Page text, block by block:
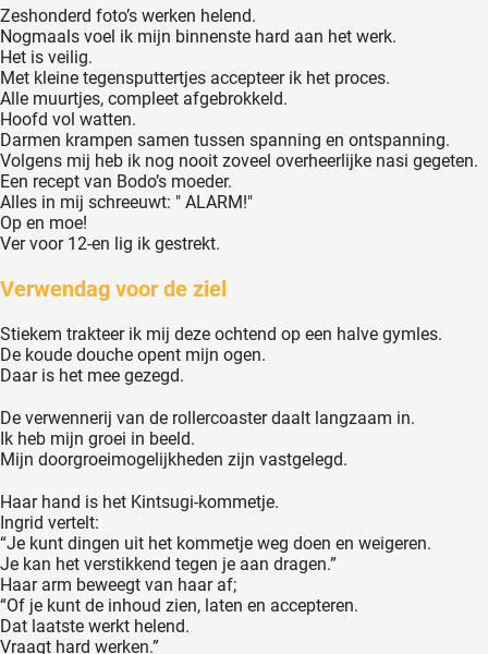
Zeshonderd foto’s werken helend.
Nogmaals voel ik mijn binnenste hard aan het werk.
Het is veilig.
Met kleine tegensputtertjes accepteer ik het proces.
Alle muurtjes, compleet afgebrokkeld.
Hoofd vol watten.
Darmen krampen samen tussen spanning en ontspanning.
Volgens mij heb ik nog nooit zoveel overheerlijke nasi gegeten.
Een recept van Bodo’s moeder.
Alles in mij schreeuwt: " ALARM!"
Op en moe!
Ver voor 12-en lig ik gestrekt.
Verwendag voor de ziel
Stiekem trakteer ik mij deze ochtend op een halve gymles.
De koude douche opent mijn ogen.
Daar is het mee gezegd.
De verwennerij van de rollercoaster daalt langzaam in.
Ik heb mijn groei in beeld.
Mijn doorgroeimogelijkheden zijn vastgelegd.
Haar hand is het Kintsugi-kommetje.
Ingrid vertelt:
“Je kunt dingen uit het kommetje weg doen en weigeren.
Je kan het verstikkend tegen je aan dragen.”
Haar arm beweegt van haar af;
“Of je kunt de inhoud zien, laten en accepteren.
Dat laatste werkt helend.
Vraagt hard werken.”